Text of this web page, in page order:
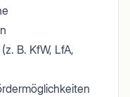
B. KfW, LfA,